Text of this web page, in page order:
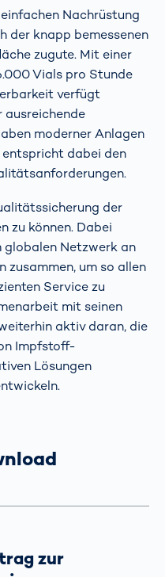
Nachrüstung
der knapp bemessenen
zugute. Mit einer
Vials pro Stunde
verfügt
ausreichende
moderner Anlagen
dabei den
der
zu können. Dabei
globalen Netzwerk an
zusammen, um so allen
Service zu
mit seinen
aktiv daran, die
Impfstoff-
Lösungen
zur